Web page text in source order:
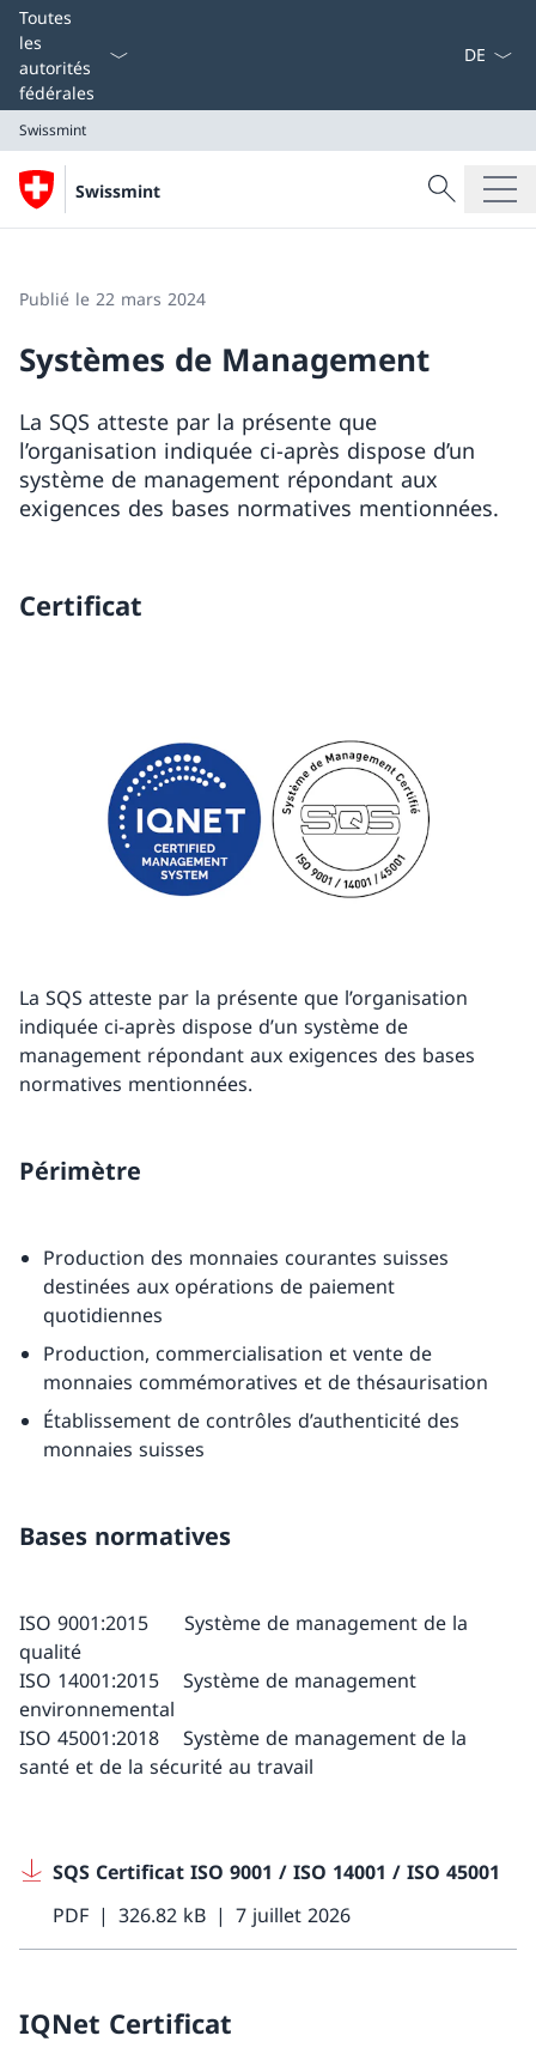
Toutes
les
autorités
fédérales
Swissmint
Swissmint
Recherche
Recherche
Publié le 22 mars 2024
Systèmes de Management
La SQS atteste par la présente que
l’organisation indiquée ci-après dispose d’un
système de management répondant aux
exigences des bases normatives mentionnées.
Certificat
La SQS atteste par la présente que l’organisation
indiquée ci-après dispose d’un système de
management répondant aux exigences des bases
normatives mentionnées.
Périmètre
Production des monnaies courantes suisses
destinées aux opérations de paiement
quotidiennes
Production, commercialisation et vente de
monnaies commémoratives et de thésaurisation
Établissement de contrôles d’authenticité des
monnaies suisses
Bases normatives
ISO 9001:2015 Système de management de la
qualité
ISO 14001:2015 Système de management
environnemental
ISO 45001:2018 Système de management de la
santé et de la sécurité au travail
SQS Certificat ISO 9001 / ISO 14001 / ISO 45001
PDF
326.82 kB 7 juillet 2026
IQNet Certificat